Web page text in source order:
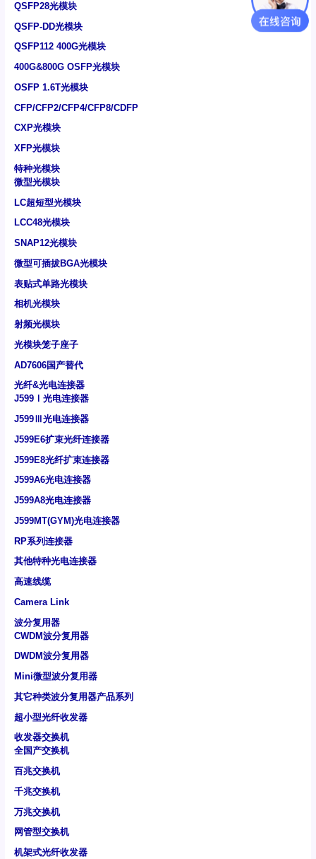
QSFP28光模块
QSFP-DD光模块
QSFP112 400G光模块
400G&800G OSFP光模块
OSFP 1.6T光模块
CFP/CFP2/CFP4/CFP8/CDFP
CXP光模块
XFP光模块
特种光模块
微型光模块
LC超短型光模块
LCC48光模块
SNAP12光模块
微型可插拔BGA光模块
表贴式单路光模块
相机光模块
射频光模块
光模块笼子座子
AD7606国产替代
光纤&光电连接器
J599Ⅰ光电连接器
J599Ⅲ光电连接器
J599E6扩束光纤连接器
J599E8光纤扩束连接器
J599A6光电连接器
J599A8光电连接器
J599MT(GYM)光电连接器
RP系列连接器
其他特种光电连接器
高速线缆
Camera Link
波分复用器
CWDM波分复用器
DWDM波分复用器
Mini微型波分复用器
其它种类波分复用器产品系列
超小型光纤收发器
收发器交换机
全国产交换机
百兆交换机
千兆交换机
万兆交换机
网管型交换机
机架式光纤收发器